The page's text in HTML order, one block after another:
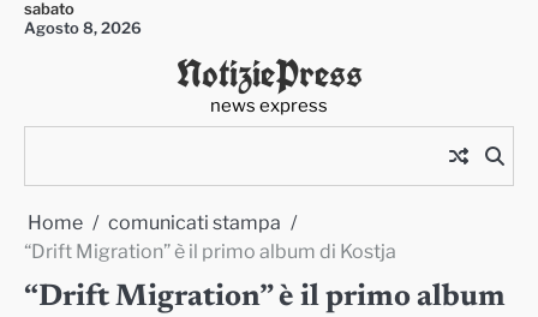
Skipsabato
Agosto 8, 2026
NotiziePress
news express
Home
comunicati stampa
“Drift Migration” è il primo album di Kostja
“Drift Migration” è il primo album